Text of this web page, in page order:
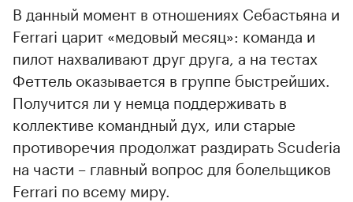
В данный момент в отношениях Себастьяна и
Ferrari царит «медовый месяц»: команда и
пилот нахваливают друг друга, а на тестах
Феттель оказывается в группе быстрейших.
Получится ли у немца поддерживать в
коллективе командный дух, или старые
противоречия продолжат раздирать Scuderia
на части – главный вопрос для болельщиков
Ferrari по всему миру.